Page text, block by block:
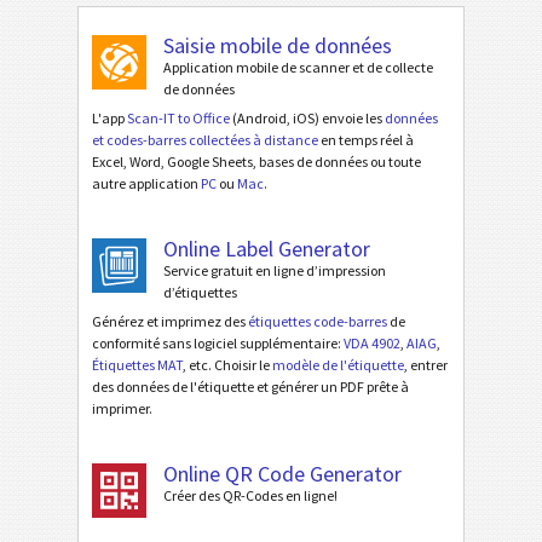
Saisie mobile de données
Application mobile de scanner et de collecte
de données
L'appScan-IT to Office (Android, iOS) envoie les données
et codes-barres collectées à distance en temps réel à
Excel, Word, Google Sheets, bases de données ou toute
autre application PC ou Mac.
Online Label Generator
Service gratuit en ligne d’impression
d’étiquettes
Générez et imprimez des étiquettes code-barres de
conformité sans logiciel supplémentaire: VDA 4902 AIAG
Étiquettes MAT, etc. Choisir le modèle de l'étiquette , entrer
des données de l'étiquette et générer un PDF prête à
imprimer.
Online QR Code Generator
Créer des QR-Codes en ligne!